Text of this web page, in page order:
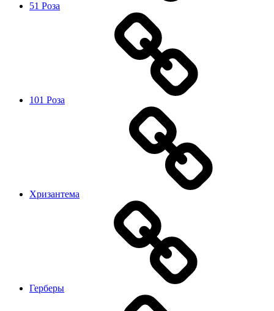
51 Роза
101 Роза
Хризантема
Герберы